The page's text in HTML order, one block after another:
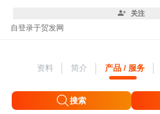
关注
自登录于贸发网
资料 简介 产品 / 服务
搜索